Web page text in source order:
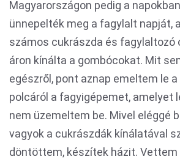
Magyarországon pedig a
ünnepelték meg a fagylalt napját,
számos cukrászda és fagylaltozó
áron kínálta a gombócokat. Mit
egészről, pont aznap emeltem le
polcáról a fagyigépemet, amelyet
nem üzemeltem be. Mivel eléggé
vagyok a cukrászdák kínálatával
döntöttem, készítek házit. Vettem